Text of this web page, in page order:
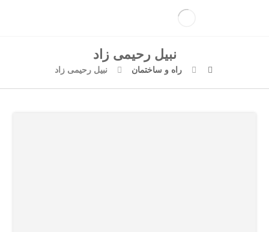
نبیل رحیمی زاد
راه و ساختمان نبیل رحیمی زاد